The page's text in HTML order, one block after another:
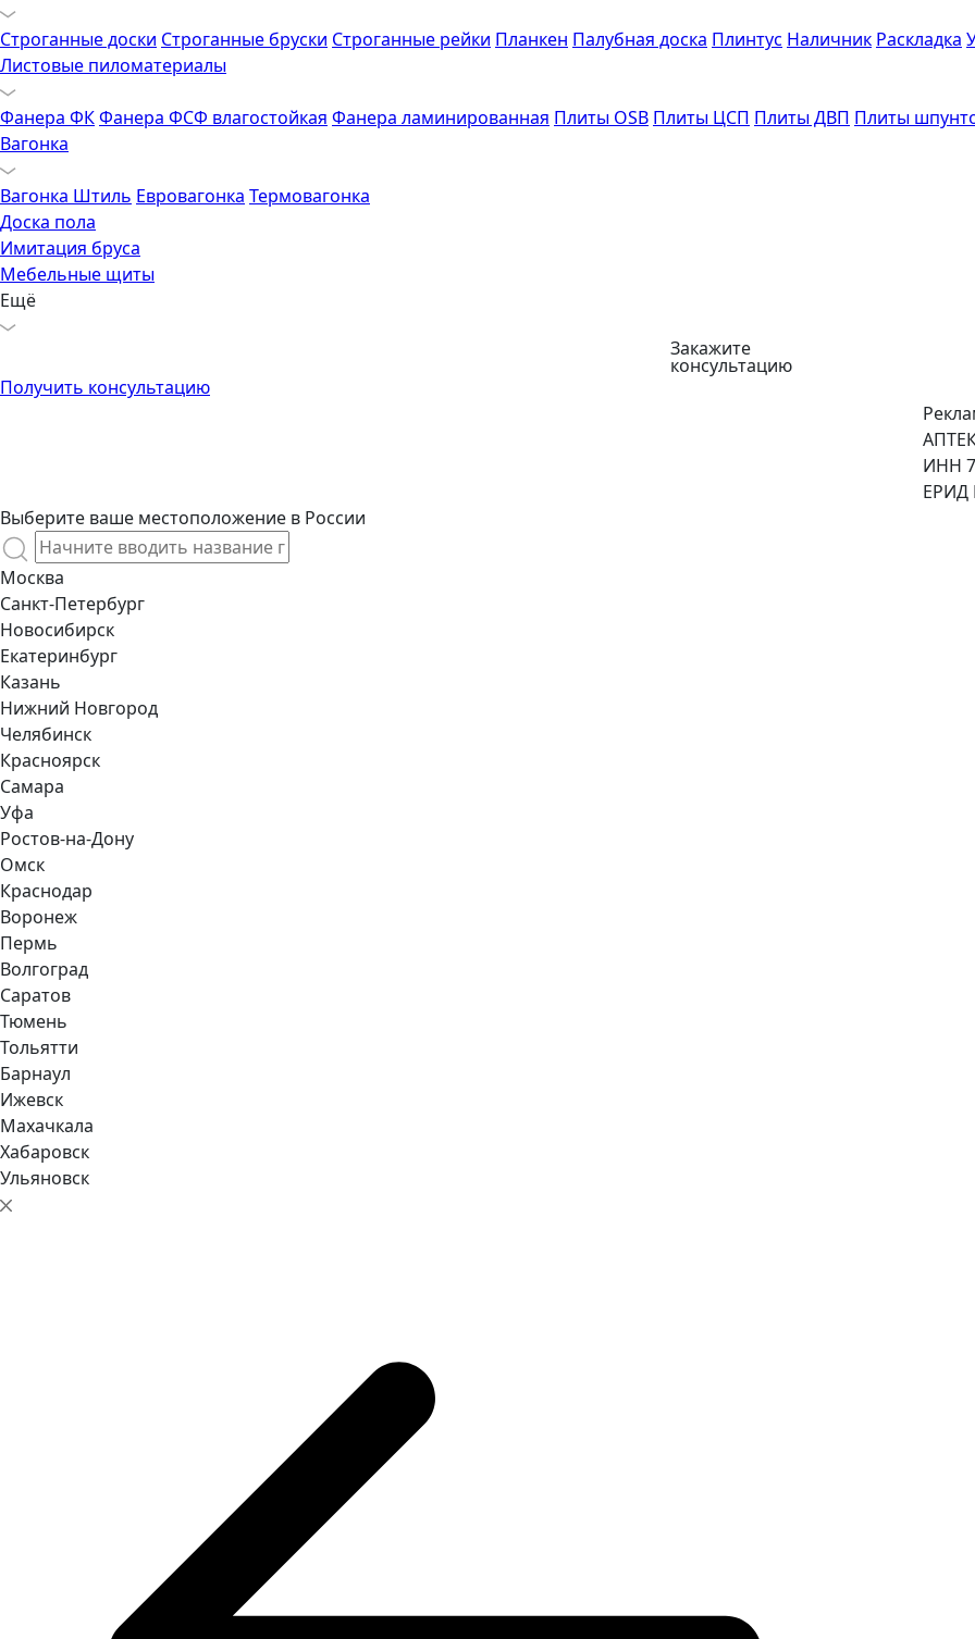
Строганные доски Строганные бруски Строганные рейки Планкен Палубная доска Плинтус Наличник Раскладка
Листовые пиломатериалы
Фанера ФКФанера ФСФ влагостойкая Фанера ламинированная Плиты OSB Плиты ЦСП Плиты ДВП Плиты
Вагонка
Вагонка Штиль Евровагонка Термовагонка
Доска пола
Имитация бруса
Мебельные щиты
Ещё
Закажите
консультацию
Получить консультацию
Выберите ваше местоположение в России
Москва
Санкт-Петербург
Новосибирск
Екатеринбург
Казань
Нижний Новгород
Челябинск
Красноярск
Самара
Уфа
Ростов-на-Дону
Омск
Краснодар
Воронеж
Пермь
Волгоград
Саратов
Тюмень
Тольятти
Барнаул
Ижевск
Махачкала
Хабаровск
Ульяновск